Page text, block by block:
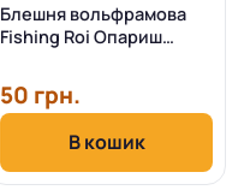
Блешня вольфрамова
Fishing Roi Опариш
50 грн.
В кошик